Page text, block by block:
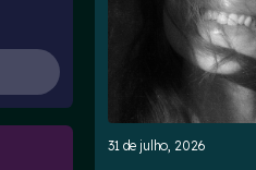
31 de julho, 2026